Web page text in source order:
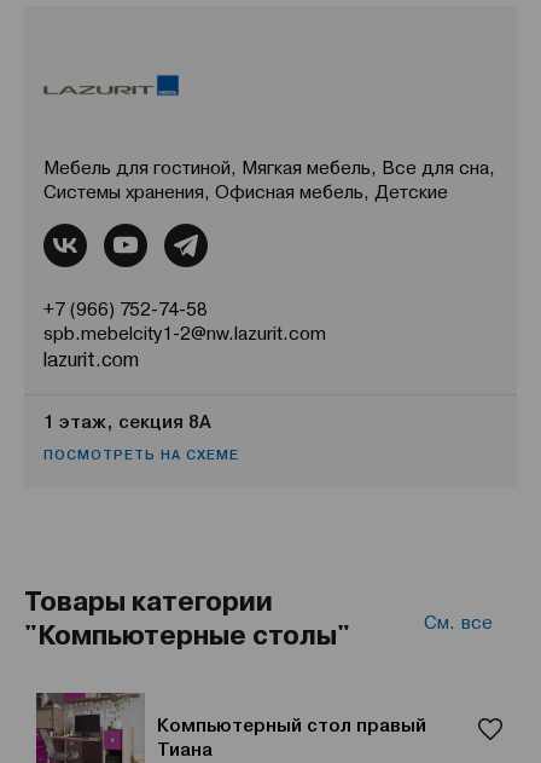
Мебель для гостиной, Мягкая мебель, Все для сна,
Системы хранения, Офисная мебель, Детские
+7 (966) 752-74-58
spb.mebelcity1-2@nw.lazurit.com
lazurit.com
1 этаж, секция 8А
ПОСМОТРЕТЬ НА СХЕМЕ
Товары категории
"Компьютерные столы"
См. все
Компьютерный стол правый
Тиана